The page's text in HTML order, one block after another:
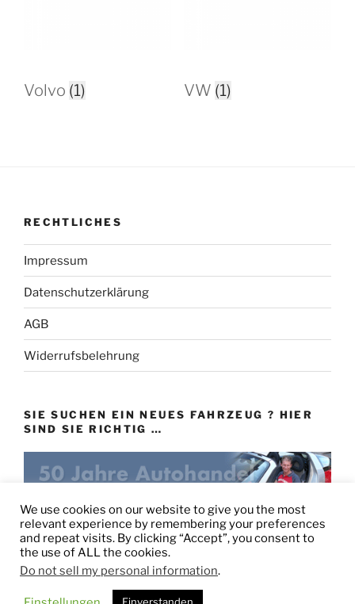
Volvo (1) VW (1)
RECHTLICHES
Impressum
Datenschutzerklärung
AGB
Widerrufsbelehrung
SIE SUCHEN EIN NEUES FAHRZEUG ? HIER
SIND SIE RICHTIG …
eu-autovertrieb.de
Stolz präsentiert von WordPress
We use cookies on our website to give you the most
relevant experience by remembering your preferences
and repeat visits. By clicking “Accept”, you consent to
the use of ALL the cookies.
Do not sell my personal information.